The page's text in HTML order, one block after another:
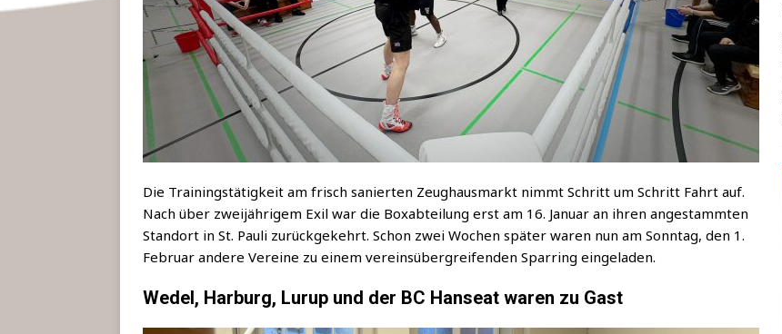
Die Trai­nings­tä­tig­keit am frisch sanier­ten Zeug­haus­markt nimmt Schritt um Schritt Fahrt auf.
Nach über zwei­jäh­ri­gem Exil war die Box­ab­tei­lung erst am 16. Janu­ar an ihren ange­stamm­ten
Stand­ort in St. Pau­li zurück­ge­kehrt. Schon zwei Wochen spä­ter waren nun am Sonn­tag, den 1.
Febru­ar ande­re Ver­ei­ne zu einem ver­eins­über­grei­fen­den Spar­ring eingeladen.
Wedel, Harburg, Lurup und der BC Hanseat waren zu Gast